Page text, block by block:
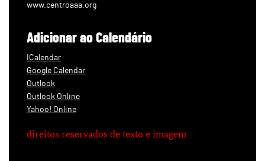
www.centroaaa.org
Adicionar ao Calendário
ICalendar
Google Calendar
Outlook
Outlook Online
Yahoo! Online
direitos reservados de texto e imagem